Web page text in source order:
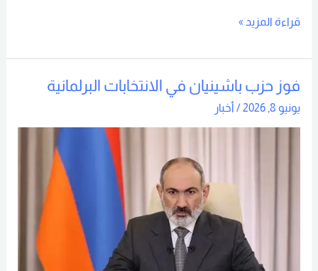
قراءة المزيد »
فوز حزب باشينيان في الانتخابات البرلمانية
يونيو 8, 2026 / أخبار
فوز
حزب